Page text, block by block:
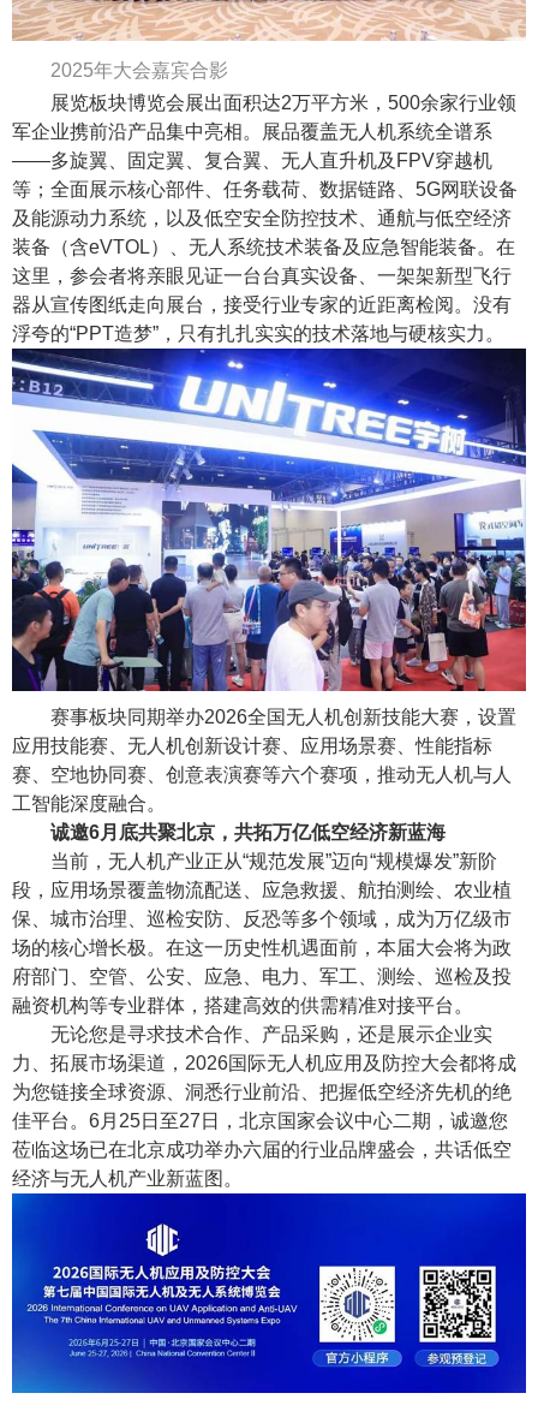
2025年大会嘉宾合影
展览板块博览会展出面积达2万平方米， 500余家行业领
军企业携前沿产品集中亮相。展品覆盖无人机系统全谱系
——多旋翼、固定翼、复合翼、无人直升机及 FPV穿越机
等；全面展示核心部件、任务载荷、数据链路、 5G网联设备
及能源动力系统，以及低空安全防控技术、通航与低空经济
装备（含eVTOL）、无人系统技术装备及应急智能装备。在
这里，参会者将亲眼见证一台台真实设备、一架架新型飞行
器从宣传图纸走向展台，接受行业专家的近距离检阅。没有
浮夸的“PPT造梦”，只有扎扎实实的技术落地与硬核实力。
赛事板块同期举办2026全国无人机创新技能大赛，设置
应用技能赛、无人机创新设计赛、应用场景赛、性能指标
赛、空地协同赛、创意表演赛等六个赛项，推动无人机与人
工智能深度融合。
诚邀6月底共聚北京，共拓万亿低空经济新蓝海
当前，无人机产业正从“规范发展”迈向“规模爆发”新阶
段，应用场景覆盖物流配送、应急救援、航拍测绘、农业植
保、城市治理、巡检安防、反恐等多个领域，成为万亿级市
场的核心增长极。在这一历史性机遇面前，本届大会将为政
府部门、空管、公安、应急、电力、军工、测绘、巡检及投
融资机构等专业群体，搭建高效的供需精准对接平台。
无论您是寻求技术合作、产品采购，还是展示企业实
力、拓展市场渠道， 2026国际无人机应用及防控大会都将成
为您链接全球资源、洞悉行业前沿、把握低空经济先机的绝
佳平台。 6月 25日至27 日，北京国家会议中心二期，诚邀您
莅临这场已在北京成功举办六届的行业品牌盛会，共话低空
经济与无人机产业新蓝图。